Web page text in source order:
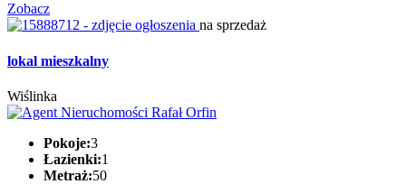
Zobacz
na sprzedaż
lokal mieszkalny
Wiślinka
Pokoje:3
Łazienki:1
Metraż:50